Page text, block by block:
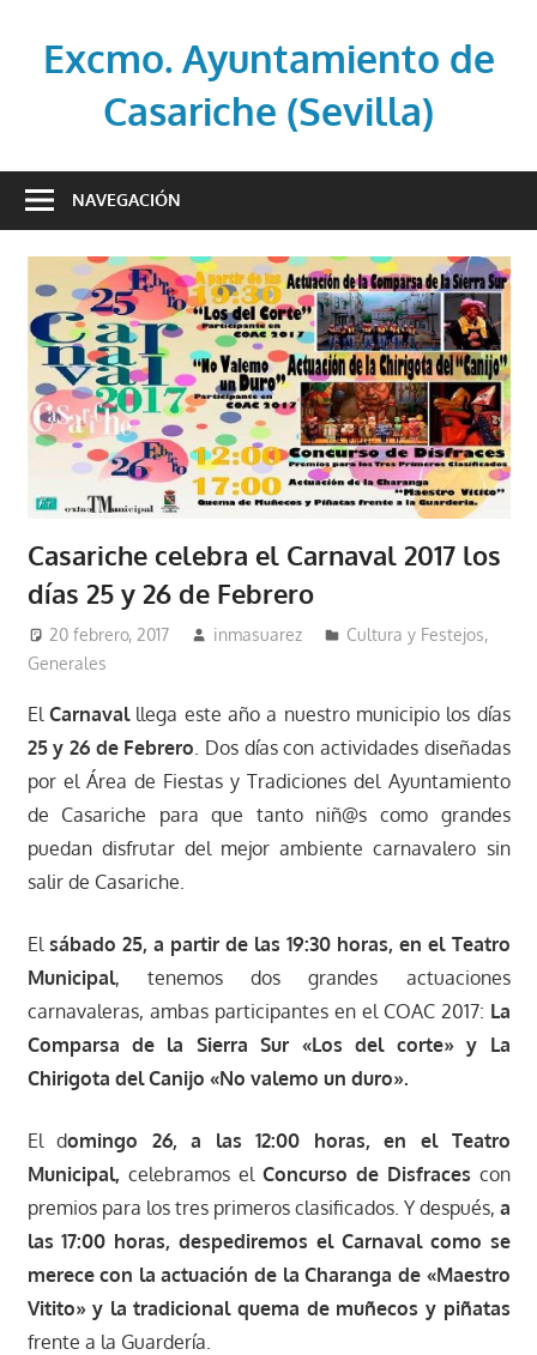
contenidoExcmo. Ayuntamiento de
Casariche (Sevilla)
oficial
Ayuntamiento
de
Casariche
(Sevilla)
NAVEGACIÓN
Casariche celebra el Carnaval 2017 los
días 25 y 26 de Febrero
20 febrero, 2017 inmasuarez Cultura y Festejos,
Generales
El Carnavalllega este año a nuestro municipio los días
25 y 26 de Febrero . Dos días con actividades diseñadas
por el Área de Fiestas y Tradiciones del Ayuntamiento
de Casariche para que tanto niñ@s como grandes
puedan disfrutar del mejor ambiente carnavalero sin
salir de Casariche.
El sábado 25, a partir de las 19:30 horas, en el Teatro
Municipal, tenemos dos grandes actuaciones
carnavaleras, ambas participantes en el COAC 2017: La
Comparsa de la Sierra Sur «Los del corte» y La
Chirigota del Canijo «No valemo un duro».
El domingo 26, a las 12:00 horas, en el Teatro
Municipal, celebramos el Concurso de Disfraces con
premios para los tres primeros clasificados. Y después, a
las 17:00 horas, despediremos el Carnaval como se
merece con la actuación de la Charanga de «Maestro
Vitito» y la tradicional quema de muñecos y piñatas
frente a la Guardería.